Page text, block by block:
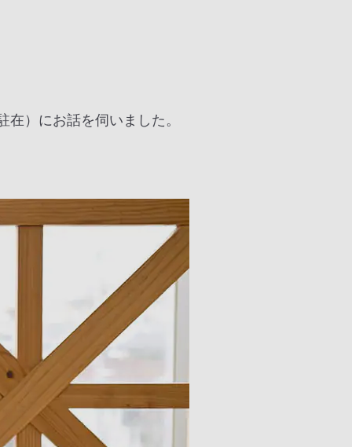
）にお話を伺いました。